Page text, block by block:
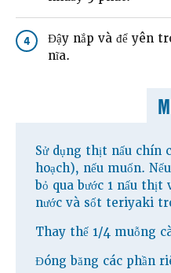
4
Đậy nắp và để yên
nĩa.
Sử dụng thịt nấu chín
hoạch), nếu muốn.
bỏ qua bước 1 nấu
nước và sốt teriyaki
Thay thế 1/4 muỗng
Đóng băng các phần